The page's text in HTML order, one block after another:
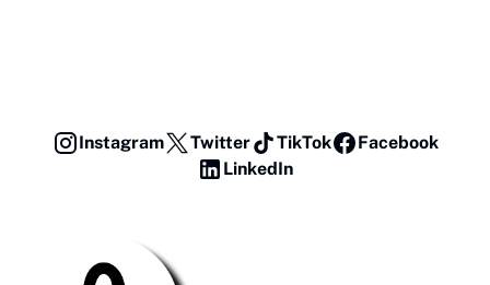
Instagram Twitter TikTok
Facebook
LinkedIn